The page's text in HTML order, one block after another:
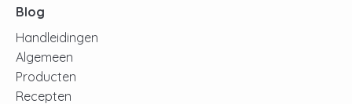
Blog
Handleidingen
Algemeen
Producten
Recepten